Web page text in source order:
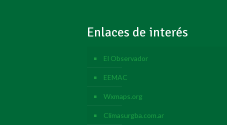
Enlaces de interés
El Observador
EEMAC
Wxmaps.org
Climasurgba.com.ar